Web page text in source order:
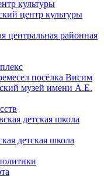
культуры
центр культуры
центральная районная
посёлка Висим
музей имени А.Е.
детская школа
детская школа